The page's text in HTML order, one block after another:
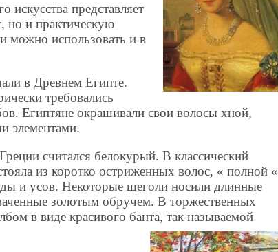
искусства представляет
но и практическую
можно использовать и в
в Древнем Египте.
требовались
Египтяне окрашивали свои волосы хной,
элементами.
считался белокурый. В классический
из коротко остриженных волос, « полной «
и усов. Некоторые щеголи носили длинные
золотым обручем. В торжественных
в виде красивого банта, так называемой